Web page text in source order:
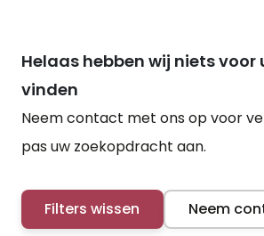
Helaas hebben wij niets voor
vinden
Neem contact met ons op voor
pas uw zoekopdracht aan.
Filters wissen Neem